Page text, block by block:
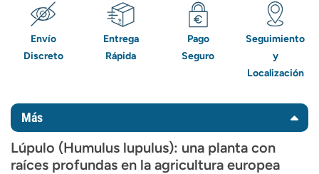
Envío
Discreto
Entrega
Rápida
Pago
Seguro
Seguimiento
y
Localización
Más
Lúpulo (Humulus lupulus): una planta con
raíces profundas en la agricultura europea